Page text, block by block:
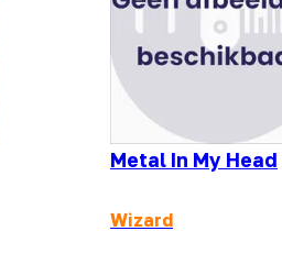
Metal In My Head
Wizard